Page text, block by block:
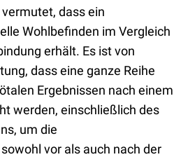
dass ein
Wohlbefinden im Vergleich
erhält. Es ist von
dass eine ganze Reihe
Ergebnissen nach einem
werden, einschließlich des
um die
vor als auch nach der